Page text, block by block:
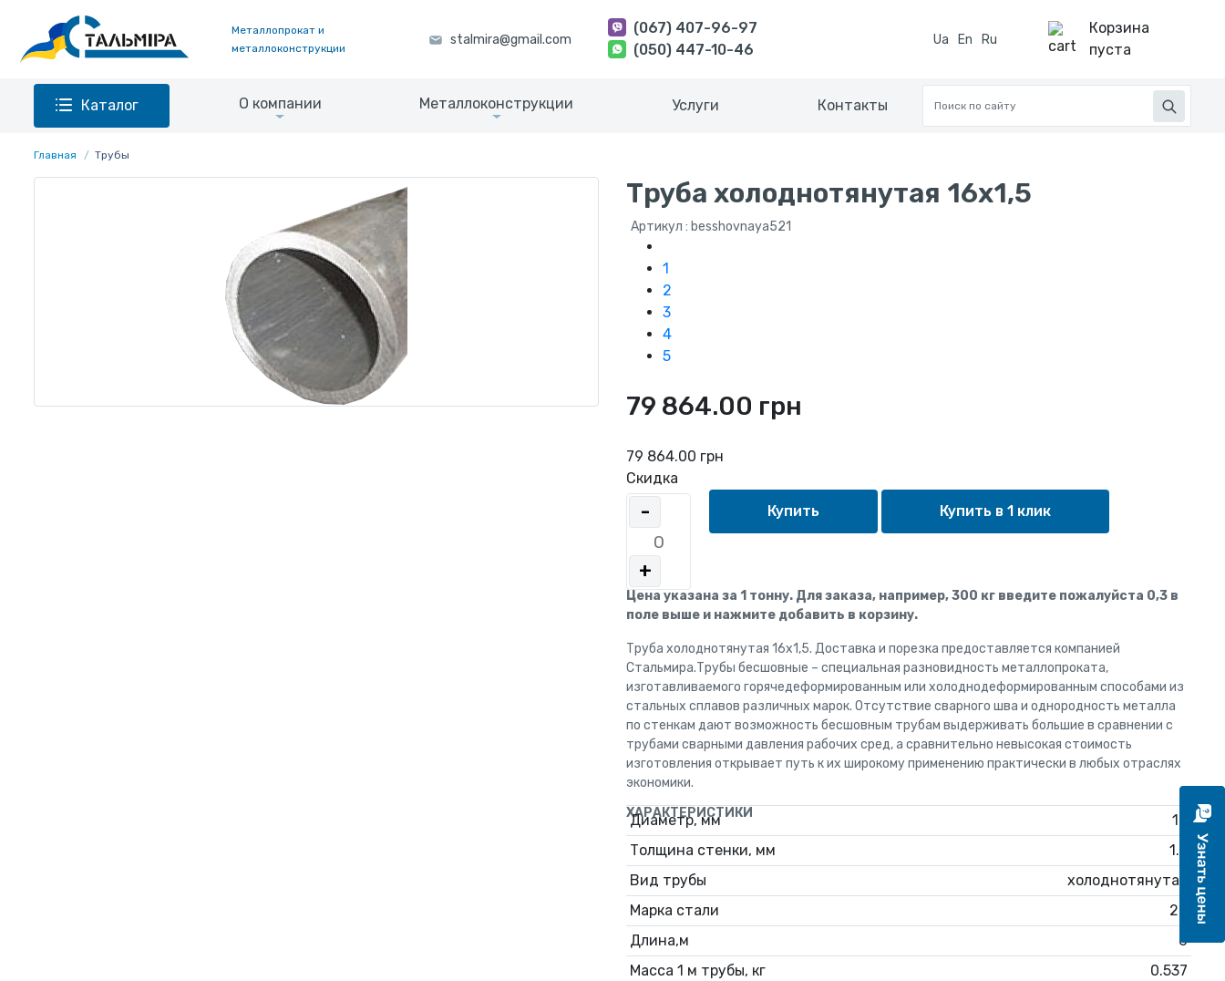
Металлопрокат и
металлоконструкции
(067) 407-96-97
(050) 447-10-46
Ua En Ru
Корзина
пуста
Каталог О компании Металлоконструкции Услуги Контакты
Главная Трубы
Труба холоднотянутая 16x1,5
Артикул : besshovnaya521
1
2
3
4
5
79 864.00 грн
79 864.00 грн
Скидка
-
+
Купить в 1 клик
Цена указана за 1 тонну. Для заказа, например, 300 кг введите пожалуйста 0,3 в
поле выше и нажмите добавить в корзину.
Труба холоднотянутая 16x1,5. Доставка и порезка предоставляется компанией
Стальмира.Трубы бесшовные – специальная разновидность металлопроката,
изготавливаемого горячедеформированным или холоднодеформированным способами из
стальных сплавов различных марок. Отсутствие сварного шва и однородность металла
по стенкам дают возможность бесшовным трубам выдерживать большие в сравнении с
трубами сварными давления рабочих сред, а сравнительно невысокая стоимость
изготовления открывает путь к их широкому применению практически в любых отраслях
экономики.
ХАРАКТЕРИСТИКИ
Диаметр, мм
16
Толщина стенки, мм
1.5
Вид трубы
холоднотянутая
Марка стали
20
Длина,м
6
Масса 1 м трубы, кг
0.537